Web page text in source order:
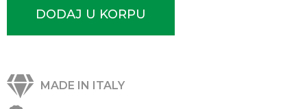
DODAJ U KORPU
MADE IN ITALY